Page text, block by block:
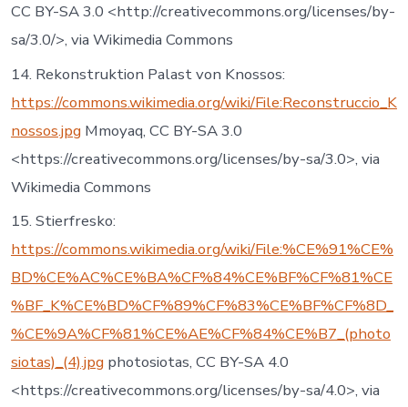
CC BY-SA 3.0 <http://creativecommons.org/licenses/by-
sa/3.0/>, via Wikimedia Commons
14. Rekonstruktion Palast von Knossos:
https://commons.wikimedia.org/wiki/File:Reconstruccio_K
nossos.jpg Mmoyaq, CC BY-SA 3.0
<https://creativecommons.org/licenses/by-sa/3.0>, via
Wikimedia Commons
15. Stierfresko:
https://commons.wikimedia.org/wiki/File:%CE%91%CE%
BD%CE%AC%CE%BA%CF%84%CE%BF%CF%81%CE
%BF_K%CE%BD%CF%89%CF%83%CE%BF%CF%8D_
%CE%9A%CF%81%CE%AE%CF%84%CE%B7_(photo
siotas)_(4).jpg photosiotas, CC BY-SA 4.0
<https://creativecommons.org/licenses/by-sa/4.0>, via